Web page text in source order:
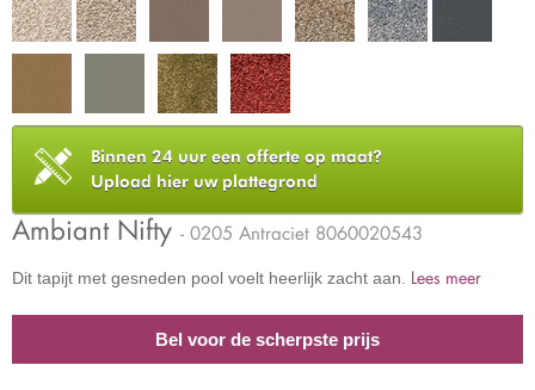
Binnen 24 uur een offerte op maat?
Upload hier uw plattegrond
Ambiant Nifty - 0205 Antraciet 8060020543
Dit tapijt met gesneden pool voelt heerlijk zacht aan. Lees meer
Bel voor de scherpste prijs